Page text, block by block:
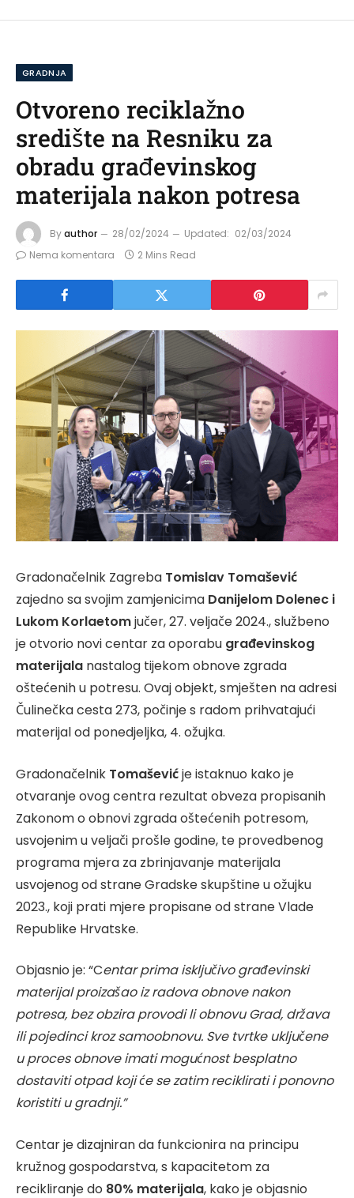
GRADNJA
Otvoreno reciklažno
središte na Resniku za
obradu građevinskog
materijala nakon potresa
Byauthor 28/02/2024 Updated: 02/03/2024
Nema komentara
2 Mins Read
Gradonačelnik Zagreba Tomislav Tomašević
zajedno sa svojim zamjenicima Danijelom Dolenec i
Lukom Korlaetomjučer, 27. veljače 2024., službeno
je otvorio novi centar za oporabu građevinskog
materijala nastalog tijekom obnove zgrada
oštećenih u potresu. Ovaj objekt, smješten na adresi
Čulinečka cesta 273, počinje s radom prihvatajući
materijal od ponedjeljka, 4. ožujka.
Gradonačelnik Tomaševićje istaknuo kako je
otvaranje ovog centra rezultat obveza propisanih
Zakonom o obnovi zgrada oštećenih potresom,
usvojenim u veljači prošle godine, te provedbenog
programa mjera za zbrinjavanje materijala
usvojenog od strane Gradske skupštine u ožujku
2023., koji prati mjere propisane od strane Vlade
Republike Hrvatske.
Objasnio je: “Centar prima isključivo građevinski
materijal proizašao iz radova obnove nakon
potresa, bez obzira provodi li obnovu Grad, država
ili pojedinci kroz samoobnovu. Sve tvrtke uključene
u proces obnove imati mogućnost besplatno
dostaviti otpad koji će se zatim reciklirati i ponovno
koristiti u gradnji.”
Centar je dizajniran da funkcionira na principu
kružnog gospodarstva, s kapacitetom za
recikliranje do 80% materijala, kako je objasnio